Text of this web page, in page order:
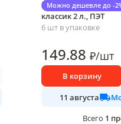
Можно дешевле до -
Напиток
классик 2 л., ПЭТ
6 шт в упаковке
149.88 ₽/шт
В корзину
11 августа
Всего 1